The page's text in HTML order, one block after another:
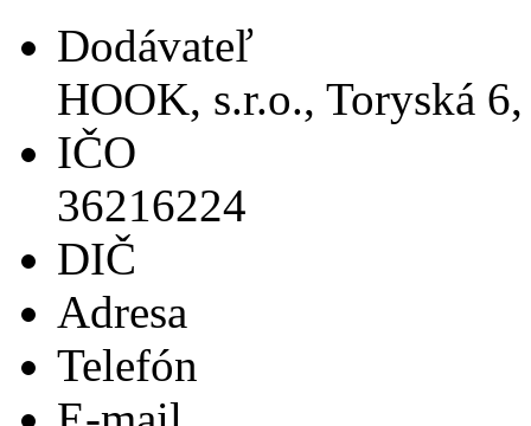
Dodávateľ
HOOK, s.r.o., Toryská
IČO
36216224
DIČ
Adresa
Telefón